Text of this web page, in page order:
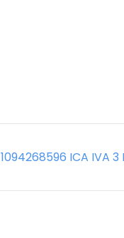
1094268596 ICA IVA 3